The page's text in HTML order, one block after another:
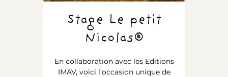
Stage Le petit
Nicolas®
En collaboration avec les Editions
IMAV, voici l’occasion unique de